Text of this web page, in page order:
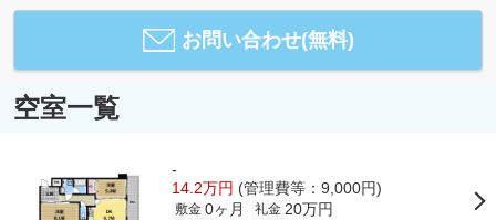
お問い合わせ(無料)
空室一覧
-
14.2万円 (管理費等：9,000円)
敷金 0ヶ月 礼金 20万円